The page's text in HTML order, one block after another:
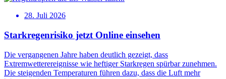
28. Juli 2026
Starkregenrisiko jetzt Online einsehen
Die vergangenen Jahre haben deutlich gezeigt, dass
Extremwetterereignisse wie heftiger Starkregen spürbar zunehmen.
Die steigenden Temperaturen führen dazu, dass die Luft mehr